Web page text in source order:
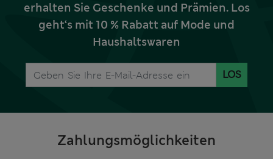
erhalten Sie Geschenke und Prämien. Los
geht‘s mit 10 % Rabatt auf Mode und
Haushaltswaren
LOS
Zahlungsmöglichkeiten